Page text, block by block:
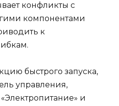
конфликты с
компонентами
к
быстрого запуска,
управления,
и